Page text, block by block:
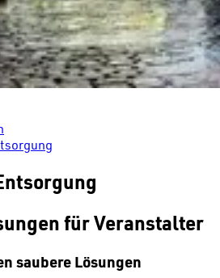
für Veranstalter
saubere Lösungen